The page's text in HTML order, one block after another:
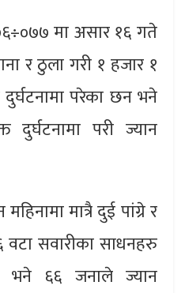
मा असार १६ गते
र ठुला गरी १ हजार १
परेका छन भने
परी ज्यान
मात्रै दुई पांग्रे र
वटा सवारीका साधनहरु
भने ६६ जनाले ज्यान